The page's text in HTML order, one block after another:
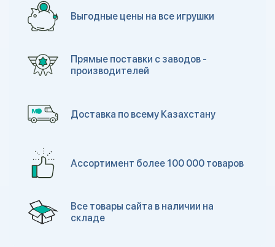
Выгодные цены на все игрушки
Прямые поставки с заводов -
производителей
Доставка по всему Казахстану
Ассортимент более 100 000 товаров
Все товары сайта в наличии на
складе